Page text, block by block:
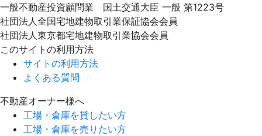
一般不動産投資顧問業 国土交通大臣 一般 第1223号
社団法人全国宅地建物取引業保証協会会員
社団法人東京都宅地建物取引業協会会員
このサイトの利用方法
サイトの利用方法
よくある質問
不動産オーナー様へ
工場・倉庫を貸したい方
工場・倉庫を売りたい方